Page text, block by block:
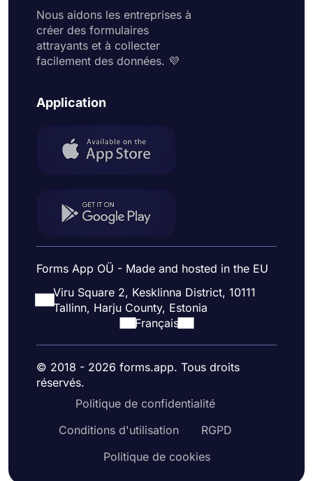
Nous aidons les entreprises à
créer des formulaires
attrayants et à collecter
facilement des données. 💜
Application
Forms App OÜ - Made and hosted in the EU
Viru Square 2, Kesklinna District, 10111
Tallinn, Harju County, Estonia
Français
© 2018 - 2026 forms.app. Tous droits
réservés.
Politique de confidentialité
Conditions d'utilisation
RGPD
Politique de cookies